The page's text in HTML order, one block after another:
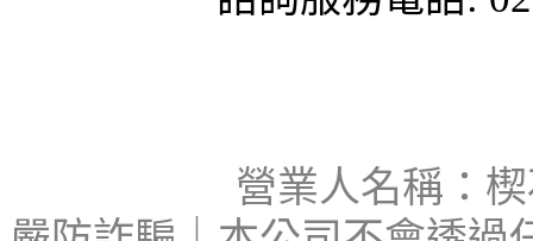
營業人名稱：